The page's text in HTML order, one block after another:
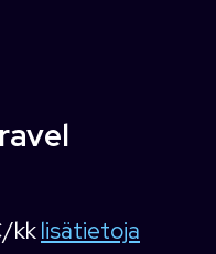
kklisätietoja